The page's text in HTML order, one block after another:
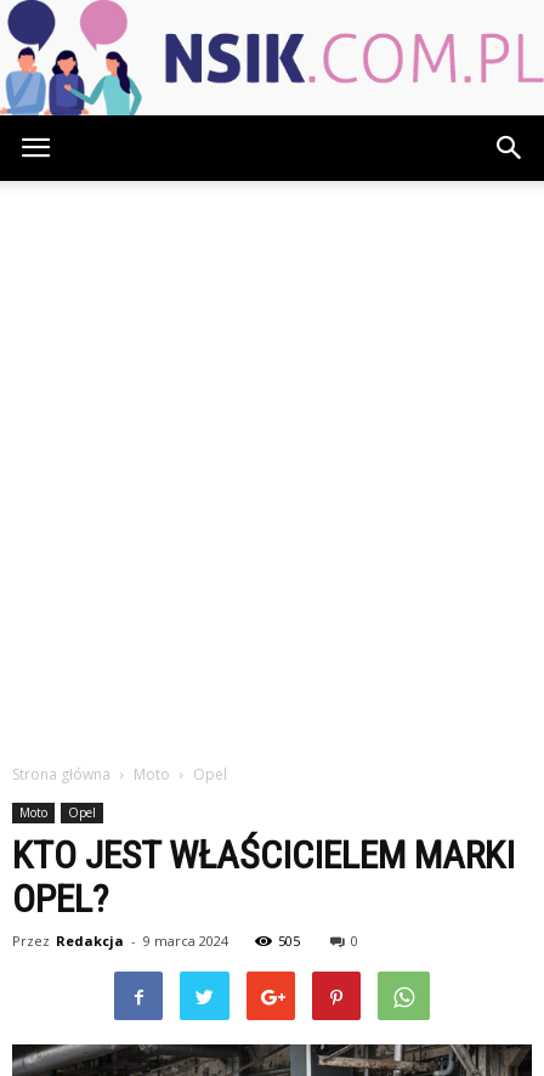
Strona główna Moto Opel
Moto Opel
KTO JEST WŁAŚCICIELEM MARKI
OPEL?
Przez Redakcja - 9 marca 2024 505 0